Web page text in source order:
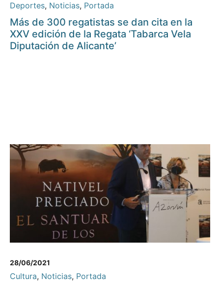
Deportes, Noticias, Portada
Más de 300 regatistas se dan cita en la
XXV edición de la Regata ‘Tabarca Vela
Diputación de Alicante’
28/06/2021
Cultura, Noticias, Portada